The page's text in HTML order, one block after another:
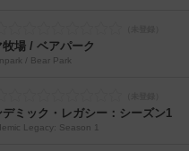
牧場 / ベアパーク
/ Bear Park
デミック・レガシー：シーズン1
Legacy: Season 1